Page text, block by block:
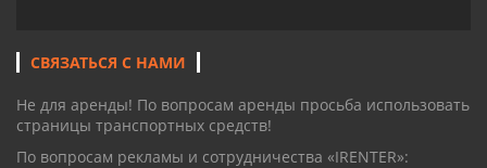
СВЯЗАТЬСЯ С НАМИ
Не для аренды! По вопросам аренды просьба использовать
страницы транспортных средств!
По вопросам рекламы и сотрудничества «IRENTER»: